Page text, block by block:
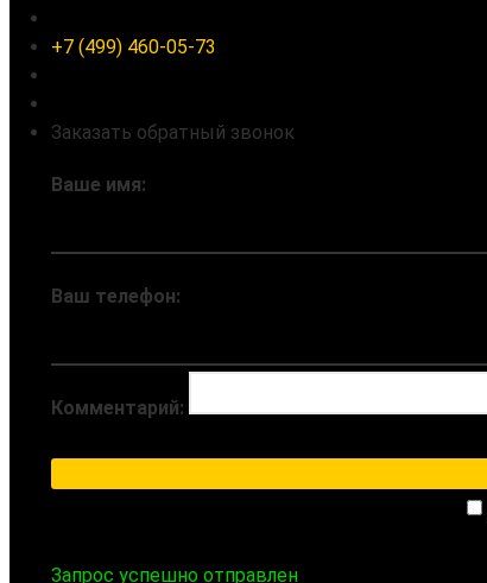
+7 (499) 460-05-73
Заказать обратный звонок
Ваше имя:
Ваш телефон:
Комментарий:
Запрос успешно отправлен